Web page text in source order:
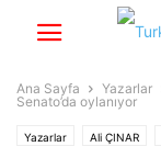
Ana Sayfa Yazarlar
Senato’da oylanıyor
Yazarlar Ali ÇINAR